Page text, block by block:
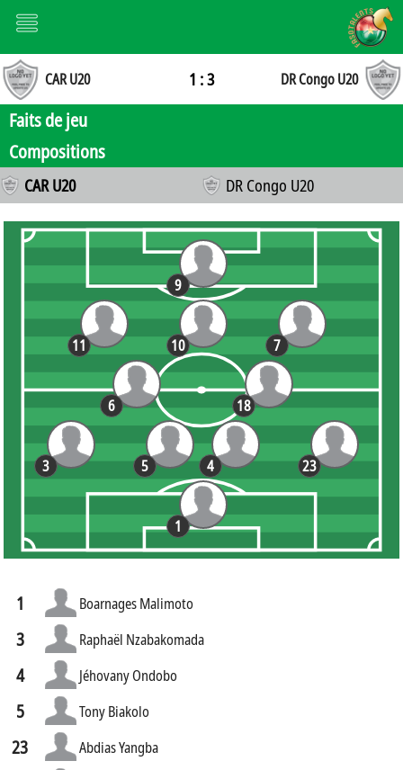
CAR U20 1 : 3 DR Congo U20
Faits de jeu
Compositions
CAR U20 DR Congo U20
7
5
18
3
10
1
4
11
6
9
23
1 Boarnages Malimoto
3 Raphaël Nzabakomada
4 Jéhovany Ondobo
5 Tony Biakolo
23 Abdias Yangba